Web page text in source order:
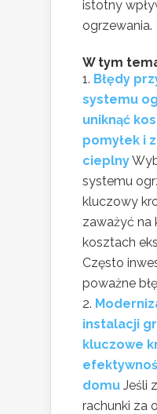
istotny
ogrzewania.
W tym
Błędy
systemu
uniknąć
pomyłek i
cieplny
systemu
kluczowy
zaważyć na
kosztach
Często
poważne
instalacji
kluczowe
domu Jeśli
rachunki za